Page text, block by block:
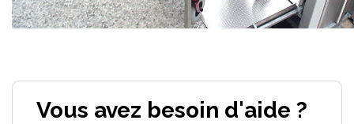
Vous avez besoin d'aide ?